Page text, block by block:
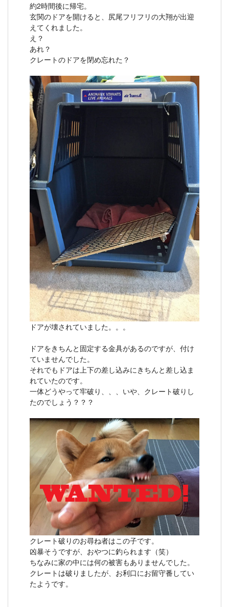
約2時間後に帰宅。
玄関のドアを開けると、尻尾フリフリの大翔が出迎
えてくれました。
え？
あれ？
クレートのドアを閉め忘れた？
ドアが壊されていました。。。
ドアをきちんと固定する金具があるのですが、付け
ていませんでした。
それでもドアは上下の差し込みにきちんと差し込ま
れていたのです。
一体どうやって牢破り、、、いや、クレート破りし
たのでしょう？？？
クレート破りのお尋ね者はこの子です。
凶暴そうですが、おやつに釣られます（笑）
ちなみに家の中には何の被害もありませんでした。
クレートは破りましたが、お利口にお留守番してい
たようです。